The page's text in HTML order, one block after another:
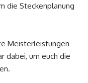
die Steckenplanung
Meisterleistungen
dabei, um euch die